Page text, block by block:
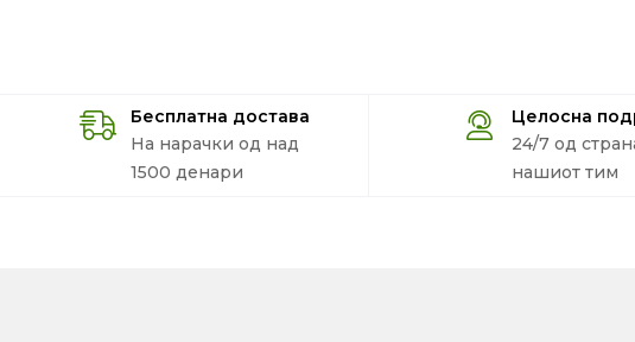
Бесплатна достава
На нарачки од над
1500 денари
Целосна
24/7 од
нашиот тим